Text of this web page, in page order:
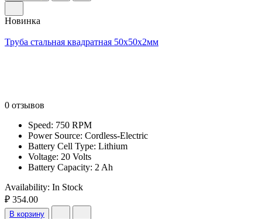
Новинка
Труба стальная квадратная 50х50х2мм
0 отзывов
Speed: 750 RPM
Power Source: Cordless-Electric
Battery Cell Type: Lithium
Voltage: 20 Volts
Battery Capacity: 2 Ah
Availability: In Stock
₽ 354.00
В корзину